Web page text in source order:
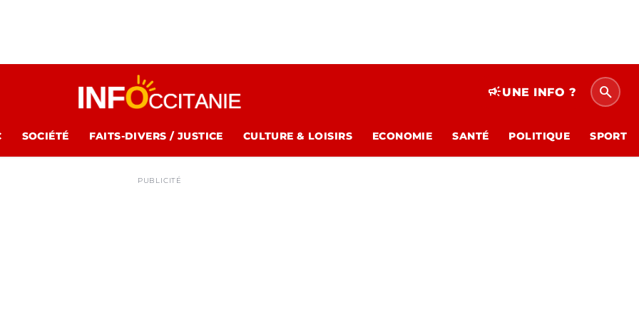
campaignUNE INFO ? search
SOCIÉTÉ FAITS-DIVERS / JUSTICE CULTURE & LOISIRS ECONOMIE SANTÉ POLITIQUE SPORT
PUBLICITÉ